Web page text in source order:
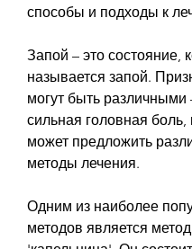
способы и подходы к
Запой – это состояние,
называется запой.
могут быть различными
сильная головная боль,
может предложить
методы лечения.
Одним из наиболее
методов является метод